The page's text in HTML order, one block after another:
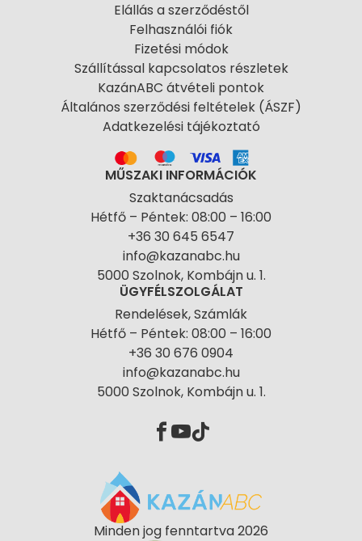
Elállás a szerződéstől
Felhasználói fiók
Fizetési módok
Szállítással kapcsolatos részletek
KazánABC átvételi pontok
Általános szerződési feltételek (ÁSZF)
Adatkezelési tájékoztató
MŰSZAKI INFORMÁCIÓK
Szaktanácsadás
Hétfő – Péntek: 08:00 – 16:00
+36 30 645 6547
info@kazanabc.hu
5000 Szolnok, Kombájn u. 1.
ÜGYFÉLSZOLGÁLAT
Rendelések, Számlák
Hétfő – Péntek: 08:00 – 16:00
+36 30 676 0904
info@kazanabc.hu
5000 Szolnok, Kombájn u. 1.
Minden jog fenntartva 2026